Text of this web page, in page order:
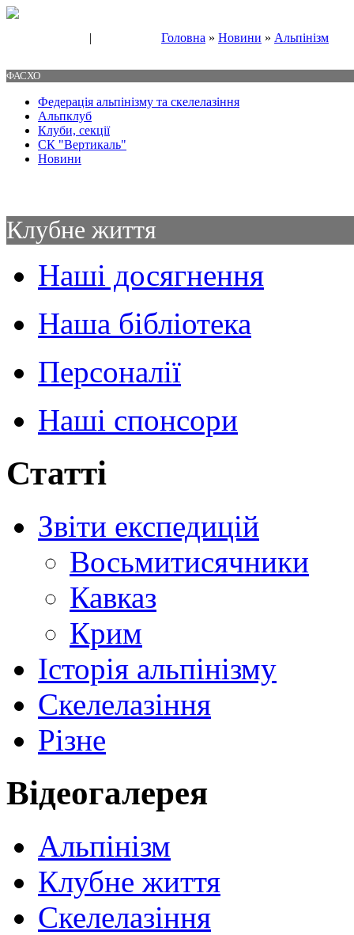
| Головна » Новини » Альпінізм
ФАСХО
Федерація альпінізму та скелелазіння
Альпклуб
Клуби, секції
СК "Вертикаль"
Новини
Клубне життя
Наші досягнення
Наша бібліотека
Персоналії
Наші спонсори
Статті
Звіти експедицій
Восьмитисячники
Кавказ
Крим
Історія альпінізму
Скелелазіння
Різне
Відеогалерея
Альпінізм
Клубне життя
Скелелазіння